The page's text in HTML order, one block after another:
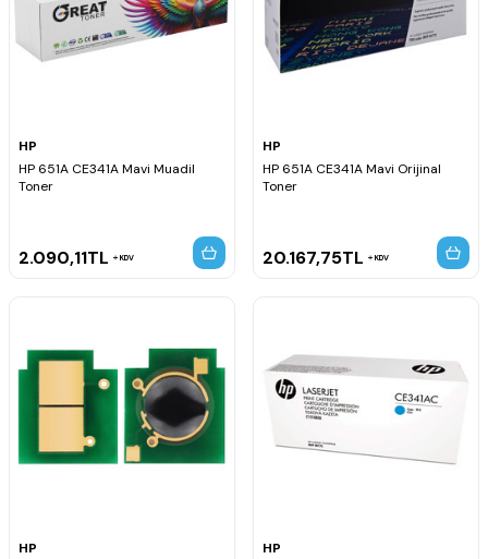
HP
HP 651A CE341A Mavi Muadil
Toner
2.090,11TL KDV
HP
HP 651A CE341A Mavi Orijinal
Toner
20.167,75TL KDV
HP
HP